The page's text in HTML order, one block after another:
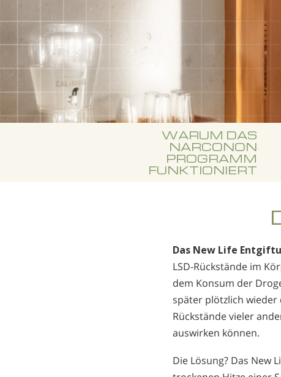
WARUM DAS
NARCONON
PROGRAMM
FUNKTIONIERT
Das New Life
LSD-Rückstände im
dem Konsum der
später plötzlich wieder
Rückstände vieler
auswirken können.
Die Lösung? Das New